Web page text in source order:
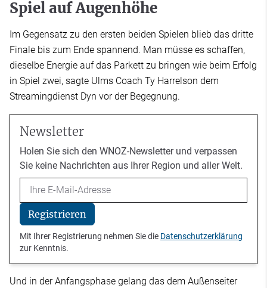
Spiel auf Augenhöhe
Im Gegensatz zu den ersten beiden Spielen blieb das dritte
Finale bis zum Ende spannend. Man müsse es schaffen,
dieselbe Energie auf das Parkett zu bringen wie beim Erfolg
in Spiel zwei, sagte Ulms Coach Ty Harrelson dem
Streamingdienst Dyn vor der Begegnung.
Newsletter
Holen Sie sich den WNOZ-Newsletter und verpassen
Sie keine Nachrichten aus Ihrer Region und aller Welt.
Email
Registrieren
Mit Ihrer Registrierung nehmen Sie die Datenschutzerklärung
zur Kenntnis.
Und in der Anfangsphase gelang das dem Außenseiter